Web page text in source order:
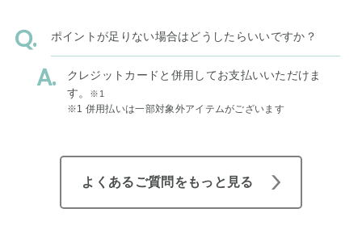
ポイントが足りない場合はどうしたらいいですか？
クレジットカードと併用してお支払いいただけま
す。
※1
※1 併用払いは一部対象外アイテムがございます
よくあるご質問をもっと見る